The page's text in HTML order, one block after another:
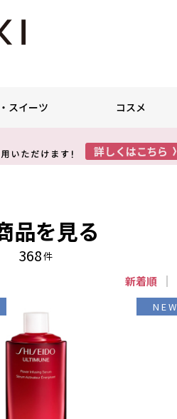
スイーツ コスメ
品を見る
368件
新着順
NEW